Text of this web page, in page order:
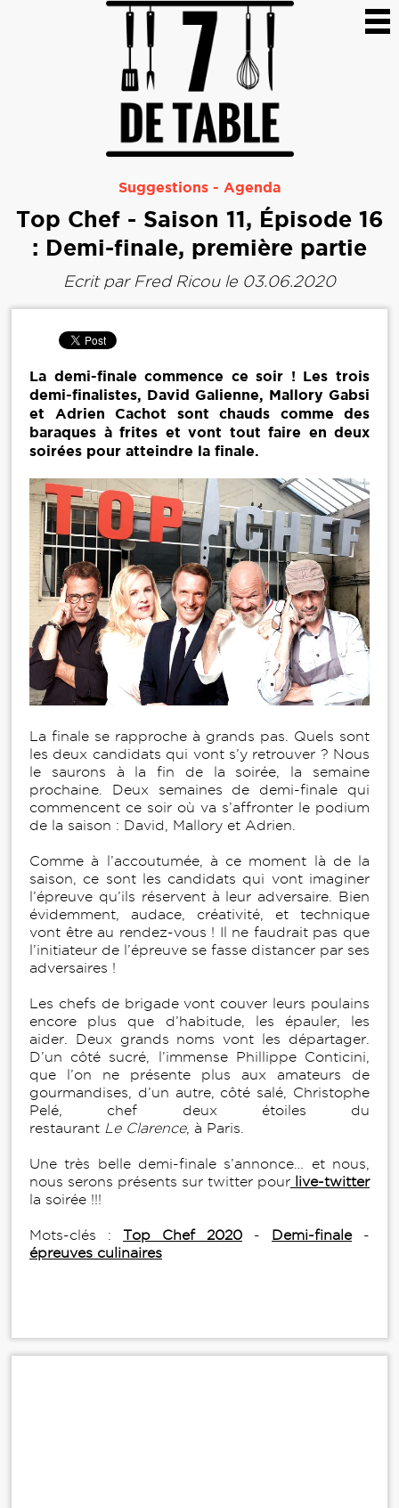
Suggestions - Agenda
Top Chef - Saison 11, Épisode 16
: Demi-finale, première partie
Ecrit par Fred Ricoule 03.06.2020
La demi-finale commence ce soir ! Les trois
demi-finalistes, David Galienne, Mallory Gabsi
et Adrien Cachot sont chauds comme des
baraques à frites et vont tout faire en deux
soirées pour atteindre la finale.
La finale se rapproche à grands pas. Quels sont
les deux candidats qui vont s’y retrouver ? Nous
le saurons à la fin de la soirée, la semaine
prochaine. Deux semaines de demi-finale qui
commencent ce soir où va s’affronter le podium
de la saison : David, Mallory et Adrien.
Comme à l’accoutumée, à ce moment là de la
saison, ce sont les candidats qui vont imaginer
l’épreuve qu’ils réservent à leur adversaire. Bien
évidemment, audace, créativité, et technique
vont être au rendez-vous ! Il ne faudrait pas que
l’initiateur de l’épreuve se fasse distancer par ses
adversaires !
Les chefs de brigade vont couver leurs poulains
encore plus que d’habitude, les épauler, les
aider. Deux grands noms vont les départager.
D’un côté sucré, l’immense Phillippe Conticini,
que l’on ne présente plus aux amateurs de
gourmandises, d’un autre, côté salé, Christophe
Pelé, chef deux étoiles du
restaurant Le Clarence, à Paris.
Une très belle demi-finale s’annonce… et nous,
nous serons présents sur twitter pour live-twitter
la soirée !!!
Mots-clés : Top Chef 2020 - Demi-finale-
épreuves culinaires